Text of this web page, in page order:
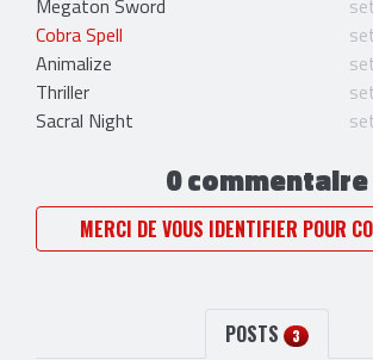
Megaton Sword
Cobra Spell
Animalize
Thriller
Sacral Night
0 commentaire
MERCI DE VOUS IDENTIFIER POUR
POSTS 3